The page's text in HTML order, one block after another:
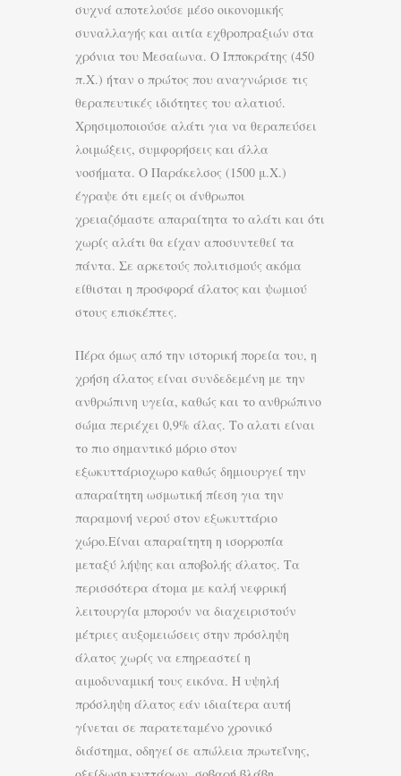
συχνά αποτελούσε μέσο οικονομικής
συναλλαγής και αιτία εχθροπραξιών στα
χρόνια του Μεσαίωνα. Ο Ιπποκράτης (450
π.Χ.) ήταν ο πρώτος που αναγνώρισε τις
θεραπευτικές ιδιότητες του αλατιού.
Χρησιμοποιούσε αλάτι για να θεραπεύσει
λοιμώξεις, συμφορήσεις και άλλα
νοσήματα. Ο Παράκελσος (1500 μ.Χ.)
έγραψε ότι εμείς οι άνθρωποι
χρειαζόμαστε απαραίτητα το αλάτι και ότι
χωρίς αλάτι θα είχαν αποσυντεθεί τα
πάντα. Σε αρκετούς πολιτισμούς ακόμα
είθισται η προσφορά άλατος και ψωμιού
στους επισκέπτες.
Πέρα όμως από την ιστορική πορεία του, η
χρήση άλατος είναι συνδεδεμένη με την
ανθρώπινη υγεία, καθώς και το ανθρώπινο
σώμα περιέχει 0,9% άλας. Το αλατι είναι
το πιο σημαντικό μόριο στον
εξωκυττάριοχωρο καθώς δημιουργεί την
απαραίτητη ωσμωτική πίεση για την
παραμονή νερού στον εξωκυττάριο
χώρο.Είναι απαραίτητη η ισορροπία
μεταξύ λήψης και αποβολής άλατος. Τα
περισσότερα άτομα με καλή νεφρική
λειτουργία μπορούν να διαχειριστούν
μέτριες αυξομειώσεις στην πρόσληψη
άλατος χωρίς να επηρεαστεί η
αιμοδυναμική τους εικόνα. Η υψηλή
πρόσληψη άλατος εάν ιδιαίτερα αυτή
γίνεται σε παρατεταμένο χρονικό
διάστημα, οδηγεί σε απώλεια πρωτεΐνης,